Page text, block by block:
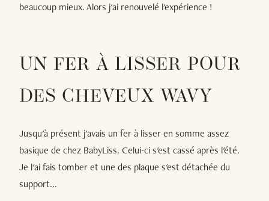
beaucoup mieux. Alors j'ai renouvelé l'expérience !
UN FER À LISSER POUR
DES CHEVEUX WAVY
Jusqu'à présent j'avais un fer à lisser en somme assez
basique de chez BabyLiss. Celui-ci s'est cassé après l'été.
Je l'ai fais tomber et une des plaque s'est détachée du
support...